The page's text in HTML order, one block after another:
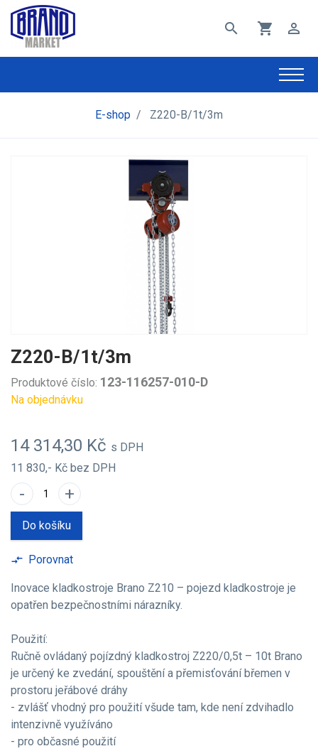
search shopping_cart perm_identity
E-shop / Z220-B/1t/3m
Z220-B/1t/3m
Produktové číslo: 123-116257-010-D
Na objednávku
14 314,30 Kč s DPH
11 830,- Kč bez DPH
- +
Do košíku
compare_arrows Porovnat
Inovace kladkostroje Brano Z210 – pojezd kladkostroje je
opatřen bezpečnostními nárazníky.
Použití:
Ručně ovládaný pojízdný kladkostroj Z220/0,5t – 10t Brano
je určený ke zvedání, spouštění a přemisťování břemen v
prostoru jeřábové dráhy
- zvlášť vhodný pro použití všude tam, kde není zdvihadlo
intenzivně využíváno
- pro občasné použití